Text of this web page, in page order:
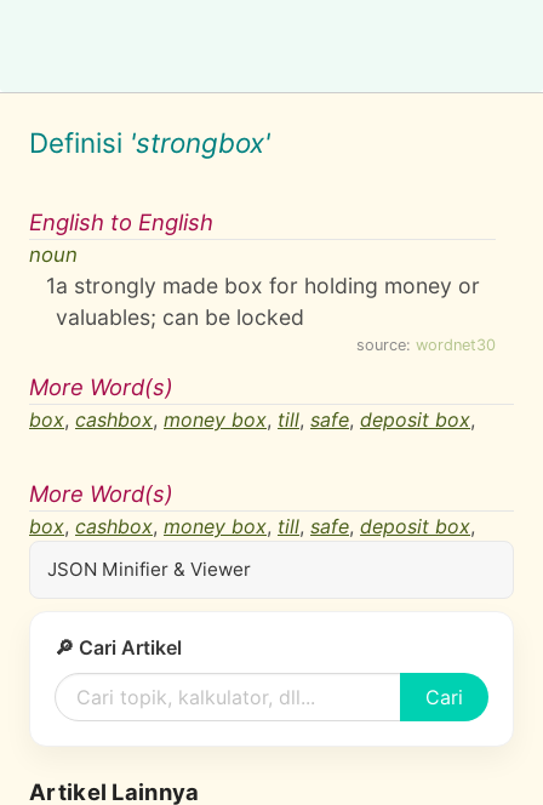
Definisi 'strongbox'
English to English
noun
1a strongly made box for holding money or
valuables; can be locked
source: wordnet30
More Word(s)
box, cashbox, money box, till, safe, deposit box,
More Word(s)
box, cashbox, money box, till, safe, deposit box,
JSON Minifier & Viewer
🔎 Cari Artikel
Cari
Artikel Lainnya